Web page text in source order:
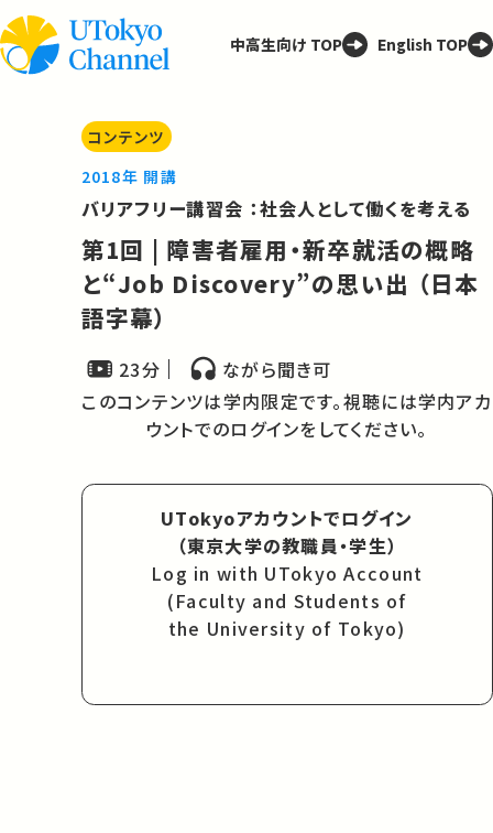
中高生向け TOP English TOP
コンテンツ
2018年 開講
バリアフリー講習会 ：社会人として働くを考える
第1回 | 障害者雇用・新卒就活の概略
と“Job Discovery”の思い出 （日本
語字幕）
23分
ながら聞き可
このコンテンツは学内限定です。視聴には学内アカ
ウントでのログインをしてください。
UTokyoアカウントでログイン
（東京大学の教職員・学生）
Log in with UTokyo Account
(Faculty and Students of
the University of Tokyo)